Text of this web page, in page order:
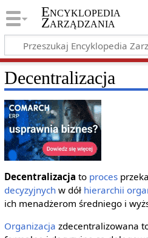
Encyklopedia
Zarządzania
Decentralizacja
Decentralizacja to proces
decyzyjnychw dół hierarchii
ich menadżerom średniego i
Organizacja zdecentralizowana